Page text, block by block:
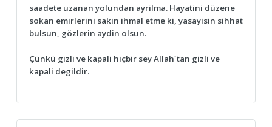
saadete uzanan yolundan ayrilma. Hayatini düzene
sokan emirlerini sakin ihmal etme ki, yasayisin sihhat
bulsun, gözlerin aydin olsun.
Çünkü gizli ve kapali hiçbir sey Allah´tan gizli ve
kapali degildir.